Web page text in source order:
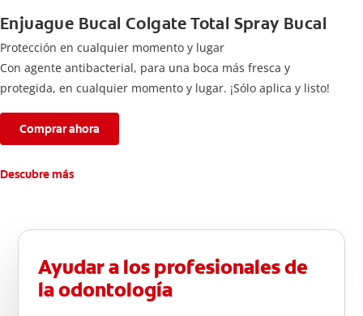
Enjuague Bucal Colgate Total Spray Bucal
Protección en cualquier momento y lugar
Con agente antibacterial, para una boca más fresca y
protegida, en cualquier momento y lugar. ¡Sólo aplica y listo!
Comprar ahora
Descubre más
Ayudar a los profesionales de
la odontología